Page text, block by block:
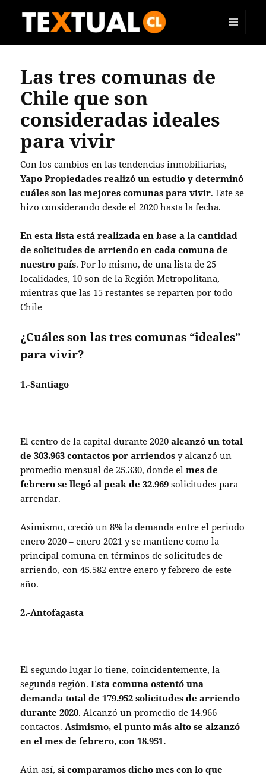
Las tres comunas de
Chile que son
consideradas ideales
para vivir
Con los cambios en las tendencias inmobiliarias,
Yapo Propiedades realizó un estudio y determinó
cuáles son las mejores comunas para vivir. Este se
hizo considerando desde el 2020 hasta la fecha.
En esta lista está realizada en base a la cantidad
de solicitudes de arriendo en cada comuna de
nuestro país. Por lo mismo, de una lista de 25
localidades, 10 son de la Región Metropolitana,
mientras que las 15 restantes se reparten por todo
Chile
¿Cuáles son las tres comunas “ideales”
para vivir?
1.-Santiago
El centro de la capital durante 2020alcanzó un total
de 303.963 contactos por arriendos y alcanzó un
promedio mensual de 25.330, donde elmes de
febrero se llegó al peak de 32.969solicitudes para
arrendar.
Asimismo, creció un 8% la demanda entre el periodo
enero 2020 – enero 2021 y se mantiene como la
principal comuna en términos de solicitudes de
arriendo, con 45.582 entre enero y febrero de este
año.
2.-Antofagasta
El segundo lugar lo tiene, coincidentemente, la
segunda región.Esta comuna ostentó una
demanda total de 179.952 solicitudes de arriendo
durante 2020. Alcanzó un promedio de 14.966
contactos.Asimismo, el punto más alto se alzanzó
en el mes de febrero, con 18.951.
Aún así,si comparamos dicho mes con lo que